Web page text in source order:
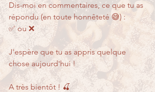
Dis-moi en commentaires, ce que tu as
répondu (en toute honnêteté 😅) :
✅ ou ❌
J'espère que tu as appris quelque
chose aujourd'hui !
A très bientôt ! 🍒